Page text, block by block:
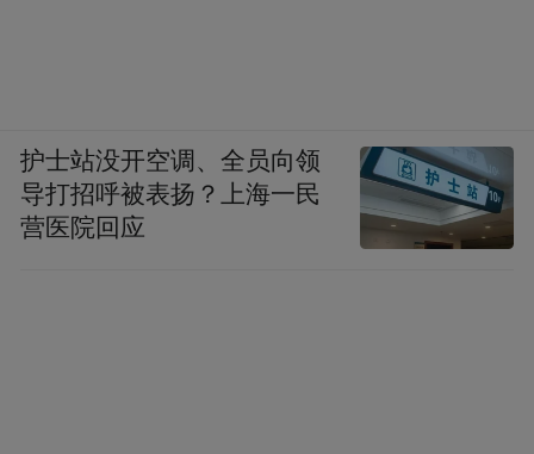
护士站没开空调、全员向领
导打招呼被表扬？上海一民
营医院回应